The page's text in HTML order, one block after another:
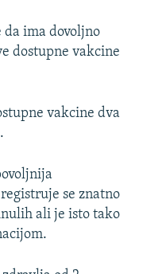
da ima dovoljno
dostupne vakcine
vakcine dva
se znatno
ali je isto tako